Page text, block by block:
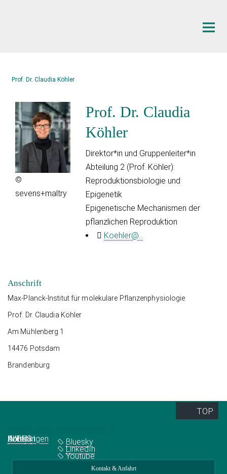
Prof. Dr. Claudia Köhler
©
sevens+maltry
Prof. Dr. Claudia
Köhler
Direktor*in und Gruppenleiter*in
Abteilung 2 (Prof. Köhler):
Reproduktionsbiologie und
Epigenetik
Epigenetische Mechanismen der
pflanzlichen Reproduktion
Koehler@...
Anschrift
Max-Planck-Institut für molekulare Pflanzenphysiologie
Prof. Dr. Claudia Köhler
Am Mühlenberg 1
14476 Potsdam
Brandenburg
TOP
Abteilungen
IMPRS
Jobs
Kontakt
Bluesky
LinkedIn
Youtube
Kontakt & Anfahrt